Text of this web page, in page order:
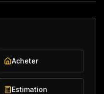
Acheter
Estimation